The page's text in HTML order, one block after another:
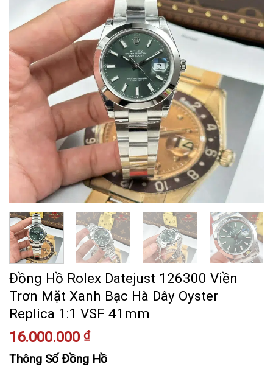
Đồng Hồ Rolex Datejust 126300 Viền
Trơn Mặt Xanh Bạc Hà Dây Oyster
Replica 1:1 VSF 41mm
16.000.000 ₫
Thông Số Đồng Hồ